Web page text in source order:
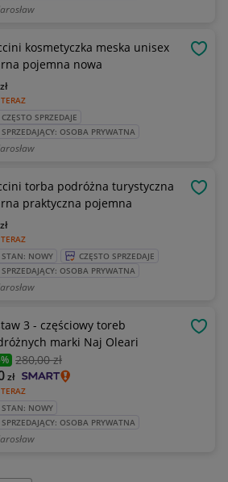
kosmetyczka meska unisex
pojemna nowa
zł
CZĘSTO SPRZEDAJE
SPRZEDAJĄCY: OSOBA PRYWATNA
torba podróżna turystyczna
praktyczna pojemna
zł
STAN: NOWY
CZĘSTO SPRZEDAJE
SPRZEDAJĄCY: OSOBA PRYWATNA
3 - częściowy toreb
marki Naj Oleari
280,00 zł
zł
STAN: NOWY
SPRZEDAJĄCY: OSOBA PRYWATNA